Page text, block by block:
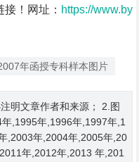
！网址： https://www.by
年函授专科样本图片
明文章作者和来源； 2.图
,1995年,1996年,1997年,1
,2003年,2004年,2005年,20
年,2012年,2013 年,201